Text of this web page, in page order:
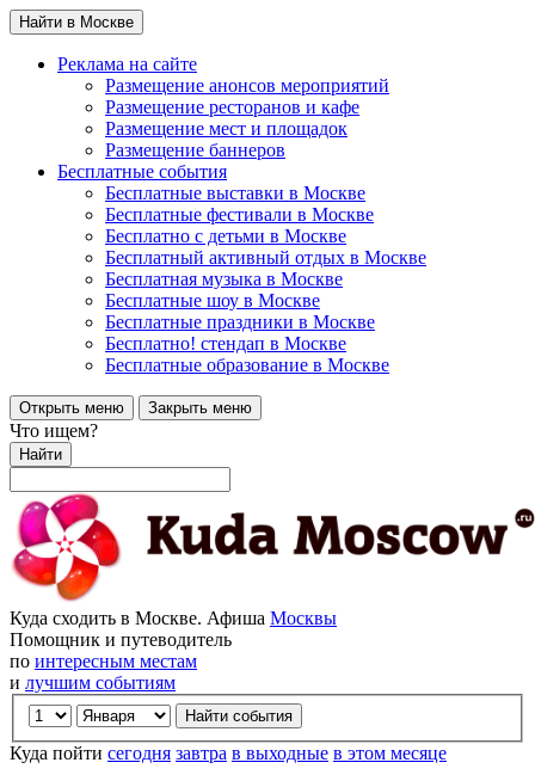
Найти в Москве
Реклама на сайте
Размещение анонсов мероприятий
Размещение ресторанов и кафе
Размещение мест и площадок
Размещение баннеров
Бесплатные события
Бесплатные выставки в Москве
Бесплатные фестивали в Москве
Бесплатно с детьми в Москве
Бесплатный активный отдых в Москве
Бесплатная музыка в Москве
Бесплатные шоу в Москве
Бесплатные праздники в Москве
Бесплатно! стендап в Москве
Бесплатные образование в Москве
Открыть меню Закрыть меню
Что ищем?
Найти
Куда сходить в Москве. Афиша Москвы
Помощник и путеводитель
по интересным местам
и лучшим событиям
Куда пойти сегодня завтра в выходные в этом месяце